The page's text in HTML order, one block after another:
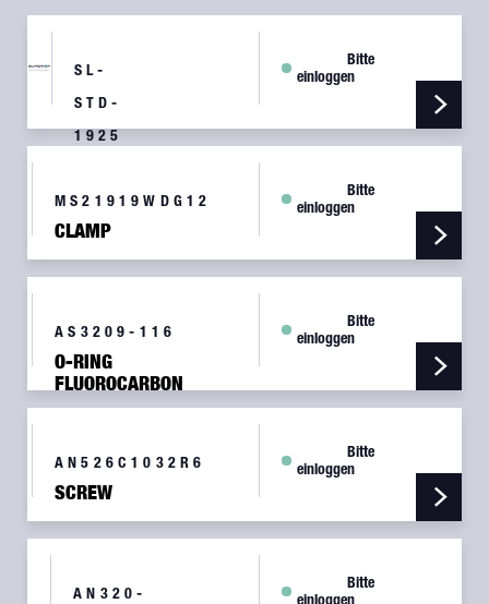
SL-
STD-
1925
Bitte
einloggen
MS21919WDG12
CLAMP
Bitte
einloggen
AS3209-116
O-RING
FLUOROCARBON
75
Bitte
einloggen
AN526C1032R6
SCREW
Bitte
einloggen
AN320-
Bitte
einloggen